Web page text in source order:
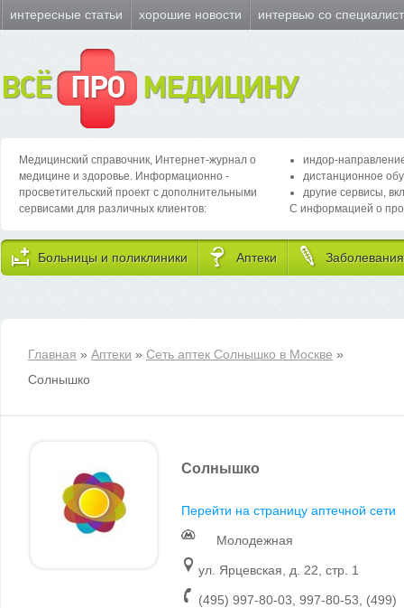
интересные статьи хорошие новости интервью со
ВСЁ ПРО МЕДИЦИНУ
Медицинский справочник, Интернет-журнал о
медицине и здоровье. Информационно -
просветительский проект с дополнительными
сервисами для различных клиентов:
индор-
дистанционное
другие сервисы,
С информацией о
Больницы и поликлиники Аптеки Заболевания
Главная » Аптеки » Сеть аптек Солнышко в Москве »
Солнышко
Солнышко
Перейти на страницу аптечной сети
Молодежная
ул. Ярцевская, д. 22, стр. 1
(495) 997-80-03, 997-80-53, (499)